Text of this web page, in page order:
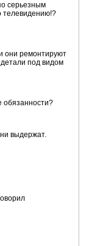
серьезным
телевидению!?
они ремонтируют
под видом
обязанности?
выдержат.